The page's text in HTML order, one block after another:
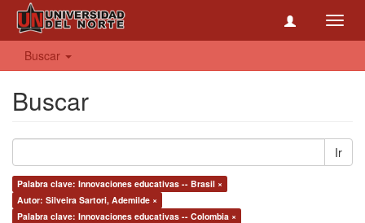
Buscar
Buscar
Ir
Palabra clave: Innovaciones educativas -- Brasil ×
Autor: Silveira Sartori, Ademilde ×
Palabra clave: Innovaciones educativas -- Colombia ×